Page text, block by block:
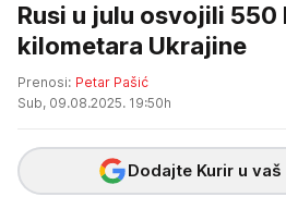
Rusi u julu osvojili
kilometara Ukrajine
Prenosi: Petar Pašić
Sub, 09.08.2025. 19:50h
Dodajte Kurir u